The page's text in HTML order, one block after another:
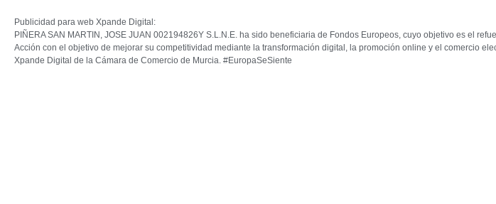
Publicidad para web Xpande Digital:
PIÑERA SAN MARTIN, JOSE JUAN 002194826Y S.L.N.E. ha sido beneficiaria de Fondos Europeos, cuyo objetivo es el
Acción con el objetivo de mejorar su competitividad mediante la transformación digital, la promoción online y el comercio
Xpande Digital de la Cámara de Comercio de Murcia. #EuropaSeSiente